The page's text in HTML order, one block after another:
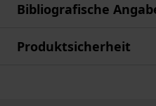
Bibliografische
Produktsicherheit